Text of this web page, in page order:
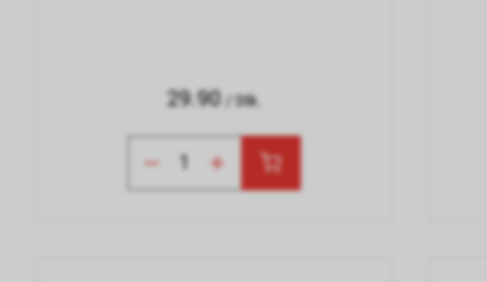
29.90 / Stk.